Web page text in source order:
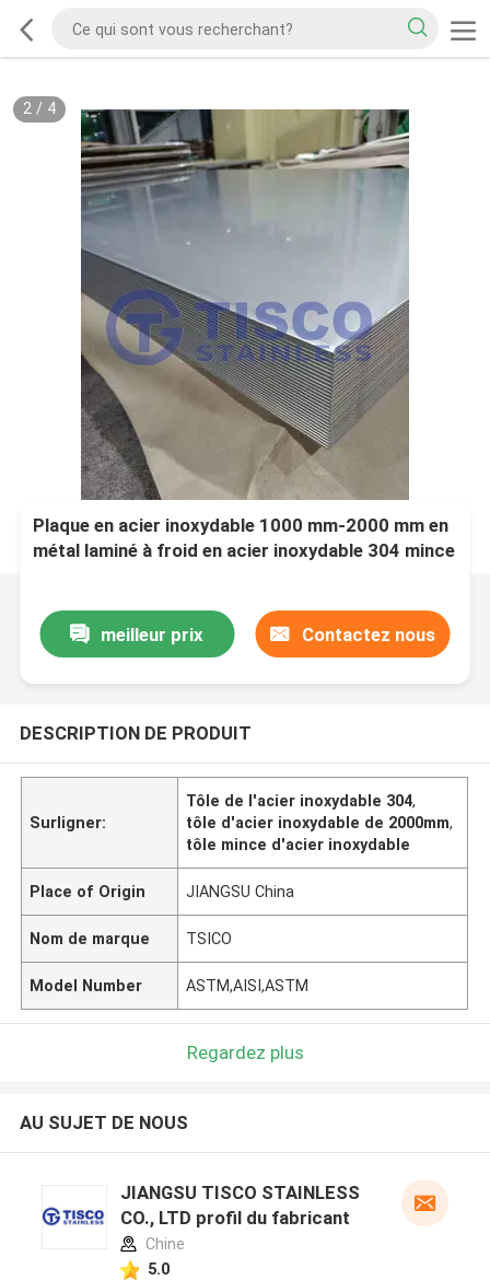
2/ 4
Plaque en acier inoxydable 1000 mm-2000 mm en
métal laminé à froid en acier inoxydable 304 mince
meilleur prix Contactez nous
DESCRIPTION DE PRODUIT
Surligner:
Tôle de l'acier inoxydable 304,
tôle d'acier inoxydable de 2000mm,
tôle mince d'acier inoxydable
Place of Origin JIANGSU China
Nom de marque TSICO
Model Number ASTM,AISI,ASTM
Regardez plus
AU SUJET DE NOUS
JIANGSU TISCO STAINLESS
CO., LTD profil du fabricant
Chine
5.0